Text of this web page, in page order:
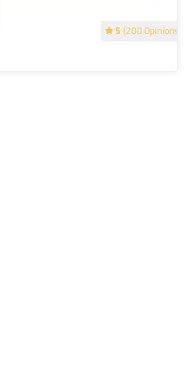
5 (200 Opinions)